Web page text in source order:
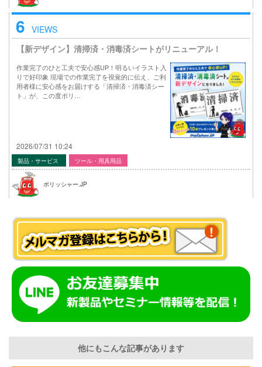
6 VIEWS
【新デザイン】清掃済・消毒済シートがリニューアル！
作業完了のひと工夫で安心感UP！明るいイラスト入
りで好印象 現場での作業完了を視覚的に伝え、ご利
用者様に安心感をお届けする「清掃済・消毒済シー
ト」が、この度ポリ…
2026/07/31 10:24
製品・サービス ツール・用具用品
ポリッシャー.JP
他にもこんな記事があります